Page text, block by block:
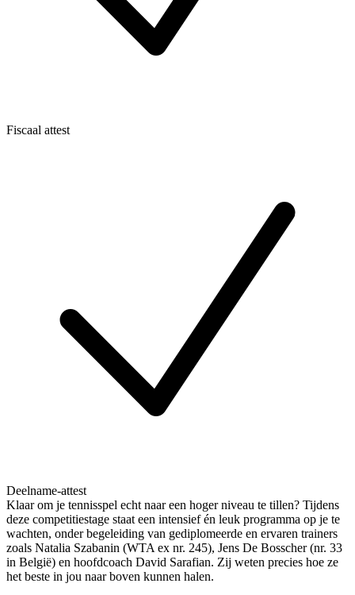
Fiscaal attest
Deelname-attest
Klaar om je tennisspel echt naar een hoger niveau te tillen? Tijdens
deze competitiestage staat een intensief én leuk programma op je te
wachten, onder begeleiding van gediplomeerde en ervaren trainers
zoals Natalia Szabanin (WTA ex nr. 245), Jens De Bosscher (nr. 33
in België) en hoofdcoach David Sarafian. Zij weten precies hoe ze
het beste in jou naar boven kunnen halen.